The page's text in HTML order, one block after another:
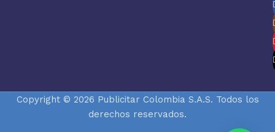
Copyright © 2026 Publicitar Colombia S.A.S. Todos los
derechos reservados.